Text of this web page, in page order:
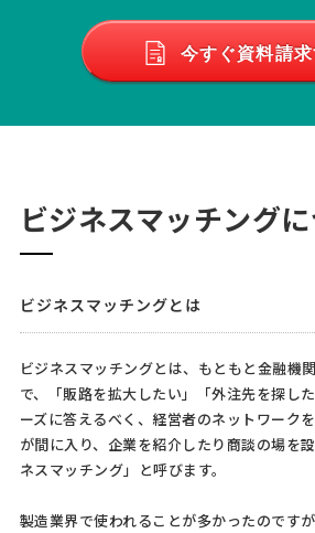
今すぐ資料請求
ビジネスマッチング
ビジネスマッチングとは
ビジネスマッチングとは、もともと金融機
で、「販路を拡大したい」「外注先を探し
ーズに答えるべく、経営者のネットワーク
が間に入り、企業を紹介したり商談の場を
ネスマッチング」と呼びます。
製造業界で使われることが多かったのです